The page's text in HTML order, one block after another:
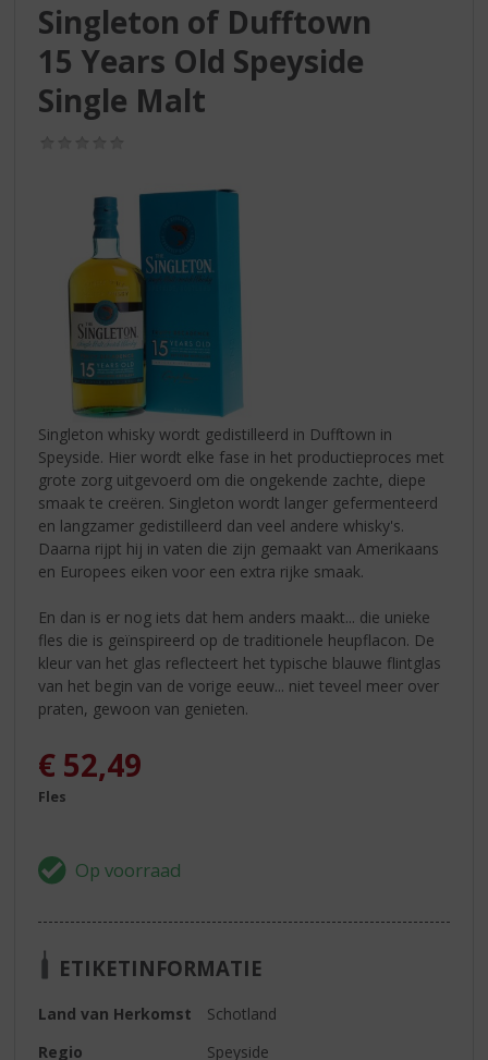
Singleton of Dufftown
15 Years Old Speyside
Single Malt
Singleton whisky wordt gedistilleerd in Dufftown in
Speyside. Hier wordt elke fase in het productieproces met
grote zorg uitgevoerd om die ongekende zachte, diepe
smaak te creëren. Singleton wordt langer gefermenteerd
en langzamer gedistilleerd dan veel andere whisky's.
Daarna rijpt hij in vaten die zijn gemaakt van Amerikaans
en Europees eiken voor een extra rijke smaak.
En dan is er nog iets dat hem anders maakt... die unieke
fles die is geïnspireerd op de traditionele heupflacon. De
kleur van het glas reflecteert het typische blauwe flintglas
van het begin van de vorige eeuw... niet teveel meer over
praten, gewoon van genieten.
€ 52,49
Fles
ETIKETINFORMATIE
Land van Herkomst
Schotland
Regio
Speyside